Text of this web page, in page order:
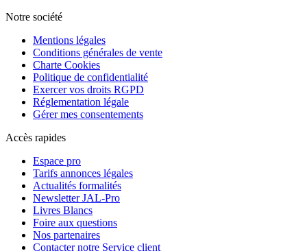
Notre société
Mentions légales
Conditions générales de vente
Charte Cookies
Politique de confidentialité
Exercer vos droits RGPD
Réglementation légale
Gérer mes consentements
Accès rapides
Espace pro
Tarifs annonces légales
Actualités formalités
Newsletter JAL-Pro
Livres Blancs
Foire aux questions
Nos partenaires
Contacter notre Service client